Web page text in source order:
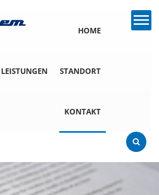
HOME
LEISTUNGEN STANDORT
KONTAKT
Bewerbung